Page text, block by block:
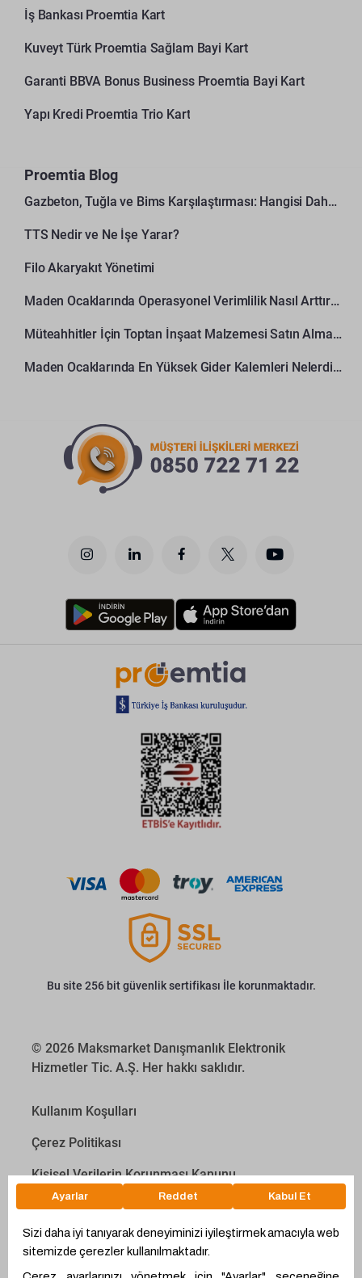
WhatsApp
İş Bankası Proemtia Kart
Kuveyt Türk Proemtia Sağlam Bayi Kart
Garanti BBVA Bonus Business Proemtia Bayi Kart
Yapı Kredi Proemtia Trio Kart
Proemtia Blog
Gazbeton, Tuğla ve Bims Karşılaştırması: Hangisi Daha Avantajlı?
TTS Nedir ve Ne İşe Yarar?
Filo Akaryakıt Yönetimi
Maden Ocaklarında Operasyonel Verimlilik Nasıl Arttırılır?
Müteahhitler İçin Toptan İnşaat Malzemesi Satın Alma Rehberi
Maden Ocaklarında En Yüksek Gider Kalemleri Nelerdir?
Bu site 256 bit güvenlik sertifikası İle korunmaktadır.
© 2026 Maksmarket Danışmanlık Elektronik
Hizmetler Tic. A.Ş. Her hakkı saklıdır.
Kullanım Koşulları
Çerez Politikası
Kişisel Verilerin Korunması Kanunu
İletişim Aydınlatma Metni
Proyakıt
Ödeme Hesaplama Aracı